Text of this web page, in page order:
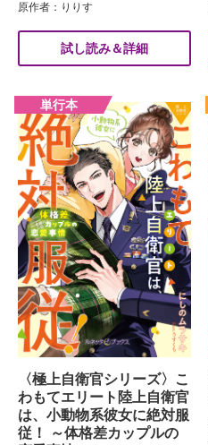
原作者：りりす
試し読み＆詳細
〈極上自衛官シリーズ〉こ
わもてエリート陸上自衛官
は、小動物系彼女に絶対服
従！ ～体格差カップルの